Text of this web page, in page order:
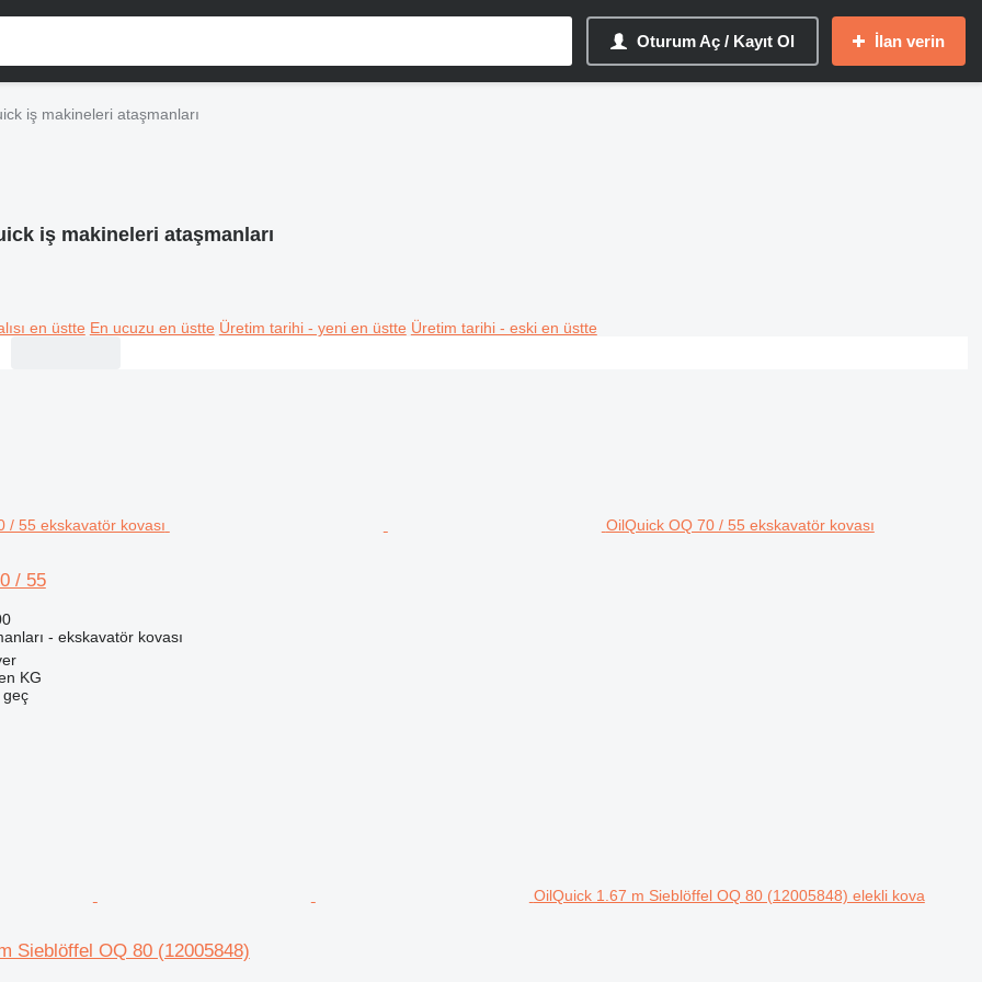
Oturum Aç / Kayıt Ol İlan verin
iş makineleri ataşmanları
iş makineleri ataşmanları
en üstte En ucuzu en üstte Üretim tarihi - yeni en üstte Üretim tarihi - eski en üstte
OilQuick OQ 70 / 55 ekskavatör kovası
/ 55
- ekskavatör kovası
KG
geç
OilQuick 1.67 m Sieblöffel OQ 80 (12005848) elekli kova
Sieblöffel OQ 80 (12005848)